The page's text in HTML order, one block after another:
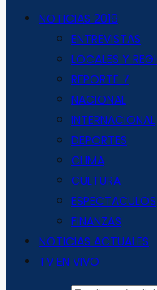
NOTICIAS 2019
ENTREVISTAS
LOCALES Y
REPORTE 7
NACIONAL
INTERNACIONAL
DEPORTES
CLIMA
CULTURA
ESPECTACULOS
FINANZAS
NOTICIAS ACTUALES
TV EN VIVO